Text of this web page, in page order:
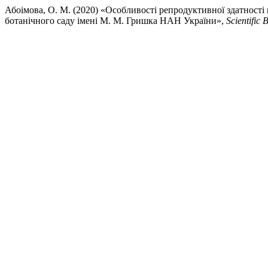
Абоімова, О. М. (2020) «Особливості репродуктивної
ботанічного саду імені М. М. Гришка НАН України», Scientific